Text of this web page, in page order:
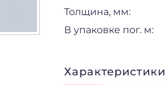
Толщина, мм:
В упаковке пог. м:
Характеристики